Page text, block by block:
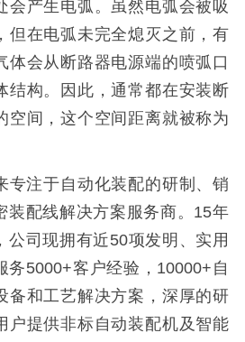
会产生电弧。虽然电弧会被吸
但在电弧未完全熄灭之前，有
体会从断路器电源端的喷弧口
结构。因此，通常都在安装断
空间，这个空间距离就被称为
专注于自动化装配的研制、销
装配线解决方案服务商。15年
公司现拥有近50项发明、实用
务5000+客户经验，10000+自
备和工艺解决方案，深厚的研
户提供非标自动装配机及智能